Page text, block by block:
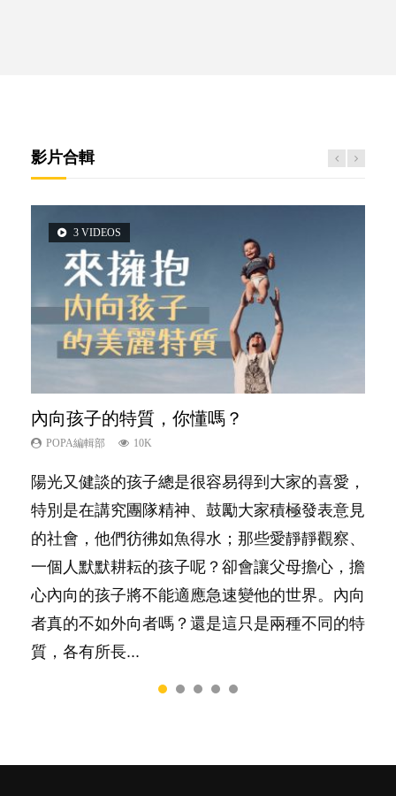
影片合輯
3 VIDEOS
內向孩子的特質，你懂嗎？
POPA編輯部 10K
陽光又健談的孩子總是很容易得到大家的喜愛，
特別是在講究團隊精神、鼓勵大家積極發表意見
的社會，他們彷彿如魚得水；那些愛靜靜觀察、
一個人默默耕耘的孩子呢？卻會讓父母擔心，擔
心內向的孩子將不能適應急速變他的世界。內向
者真的不如外向者嗎？還是這只是兩種不同的特
質，各有所長...
6 VIDEOS
孩子能力天注定？
POPA編輯部 7.9K
很多父母都希望孩子係個「叻仔叻女」，學業別
太差，日常自理井井有條。這樣的孩子是萬中無
一，還是魚與熊掌，不能兼得？...
6 VIDEOS
愛孩子也別忘了愛自己，父母如何關顧自
己的身心靈？
照顧孩子衣食住行、陪同兒女應對功課測驗，還
要陪玩製造親子時間，尚要處理家中雜項要
務……當父母的，有千百個任務要做。可惜，有
一樣重要至極的，總被遺漏——關注自己的情緒
和心理健康。...
2 VIDEOS
想孩子學好外語，點做好？
POPA編輯部 9.9K
有人話學多種語言越早開始越好，有人卻說一時
間太多語言，會令孩子感到混淆，到底誰是誰
非？聽聽專家怎樣說，解開語言學習的迷思～...
5 VIDEOS
夫妻必看！經營婚姻，沒捷徑
POPA編輯部 22.9K
你是不是也曾經以為只要跟相愛的人結婚，就自
然能走到白頭，但生了孩子卻發現事情不如你所
料？ 經營婚姻，不如我們想像的簡單，卻也不
是大家說得那麼難。一起來認識婚姻的真相！...